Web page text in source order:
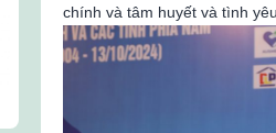
chính và tâm huyết và tình